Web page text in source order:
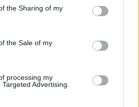
the Sharing of my
the Sale of my
processing my
Advertising.
előfizetéses
tartalmazza:
cikkarchívum
elmúlt 2 év napon belüli